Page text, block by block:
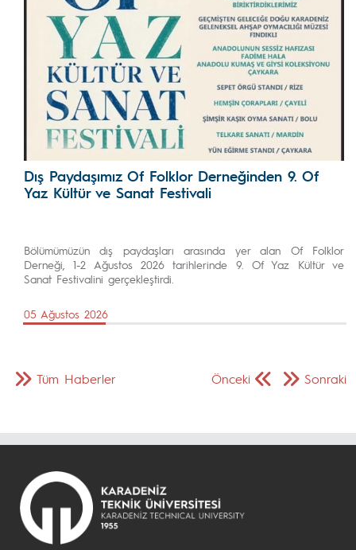
Dış Paydaşımız Of Folklor Derneğinden 9. Of
Yaz Kültür ve Sanat Festivali
Bölümümüzün dış paydaşları arasında yer alan Of Folklor
Derneği, 1-2 Ağustos 2026 tarihlerinde 9. Of Yaz Kültür ve
Sanat Festivalini gerçekleştirdi.
05 Ağustos 2026
Önceki Sonraki
Tüm Haberler